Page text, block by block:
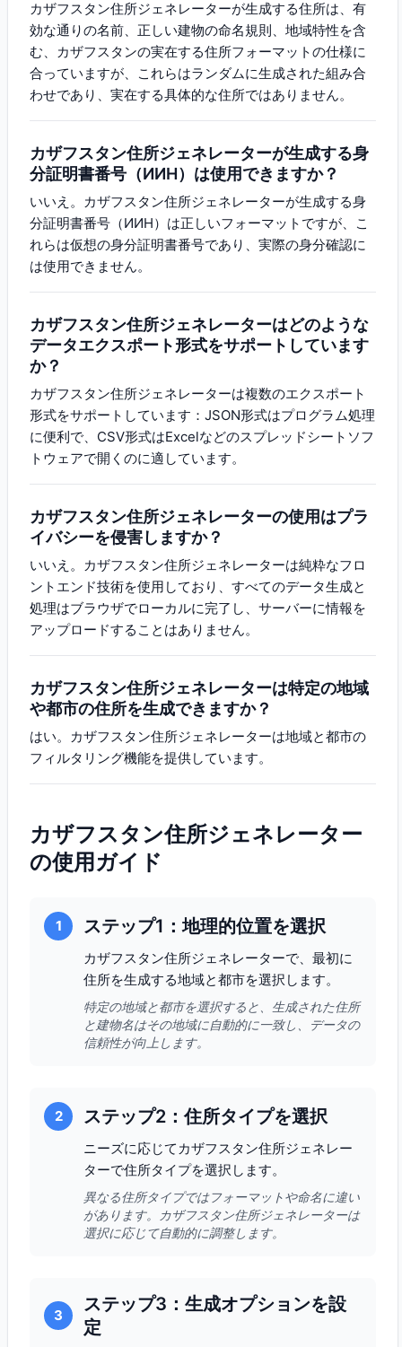
カザフスタン住所ジェネレーターが生成する住所は、有
効な通りの名前、正しい建物の命名規則、地域特性を含
む、カザフスタンの実在する住所フォーマットの仕様に
合っていますが、これらはランダムに生成された組み合
わせであり、実在する具体的な住所ではありません。
カザフスタン住所ジェネレーターが生成する身
分証明書番号（ИИН）は使用できますか？
いいえ。カザフスタン住所ジェネレーターが生成する身
分証明書番号（ИИН）は正しいフォーマットですが、こ
れらは仮想の身分証明書番号であり、実際の身分確認に
は使用できません。
カザフスタン住所ジェネレーターはどのような
データエクスポート形式をサポートしています
か？
カザフスタン住所ジェネレーターは複数のエクスポート
形式をサポートしています：JSON形式はプログラム処理
に便利で、CSV形式はExcelなどのスプレッドシートソフ
トウェアで開くのに適しています。
カザフスタン住所ジェネレーターの使用はプラ
イバシーを侵害しますか？
いいえ。カザフスタン住所ジェネレーターは純粋なフロ
ントエンド技術を使用しており、すべてのデータ生成と
処理はブラウザでローカルに完了し、サーバーに情報を
アップロードすることはありません。
カザフスタン住所ジェネレーターは特定の地域
や都市の住所を生成できますか？
はい。カザフスタン住所ジェネレーターは地域と都市の
フィルタリング機能を提供しています。
カザフスタン住所ジェネレーター
の使用ガイド
1 ステップ1：地理的位置を選択
カザフスタン住所ジェネレーターで、最初に
住所を生成する地域と都市を選択します。
特定の地域と都市を選択すると、生成された住所
と建物名はその地域に自動的に一致し、データの
信頼性が向上します。
2 ステップ2：住所タイプを選択
ニーズに応じてカザフスタン住所ジェネレー
ターで住所タイプを選択します。
異なる住所タイプではフォーマットや命名に違い
があります。カザフスタン住所ジェネレーターは
選択に応じて自動的に調整します。
3
ステップ3：生成オプションを設
定